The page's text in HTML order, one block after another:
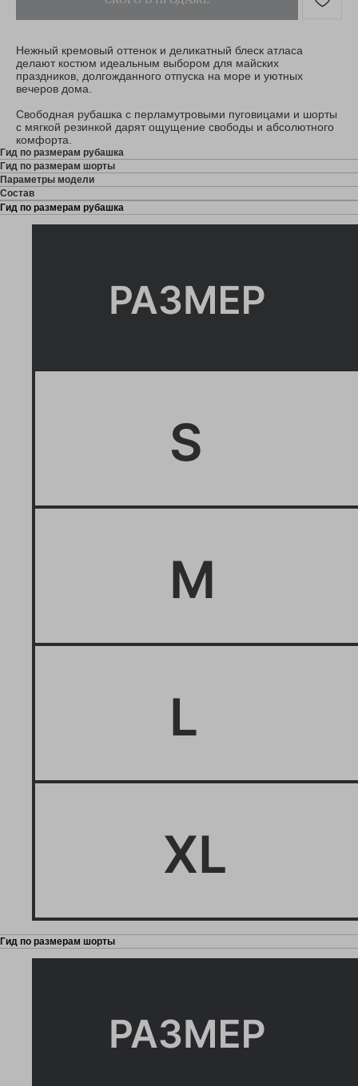
Нежный кремовый оттенок и деликатный блеск атласа
делают костюм идеальным выбором для майских
праздников, долгожданного отпуска на море и уютных
вечеров дома.
Свободная рубашка с перламутровыми пуговицами и шорты
с мягкой резинкой дарят ощущение свободы и абсолютного
комфорта.
Гид по размерам рубашка
Гид по размерам шорты
Параметры модели
Состав
Гид по размерам рубашка
Гид по размерам шорты